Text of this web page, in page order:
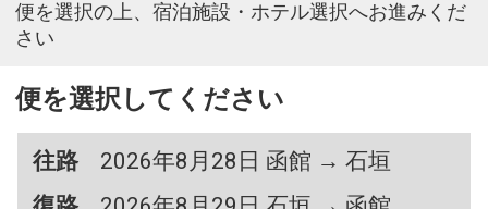
便を選択の上、宿泊施設・ホテル選択へお進みくだ
さい
便を選択してください
往路
2026年8月28日 函館 → 石垣